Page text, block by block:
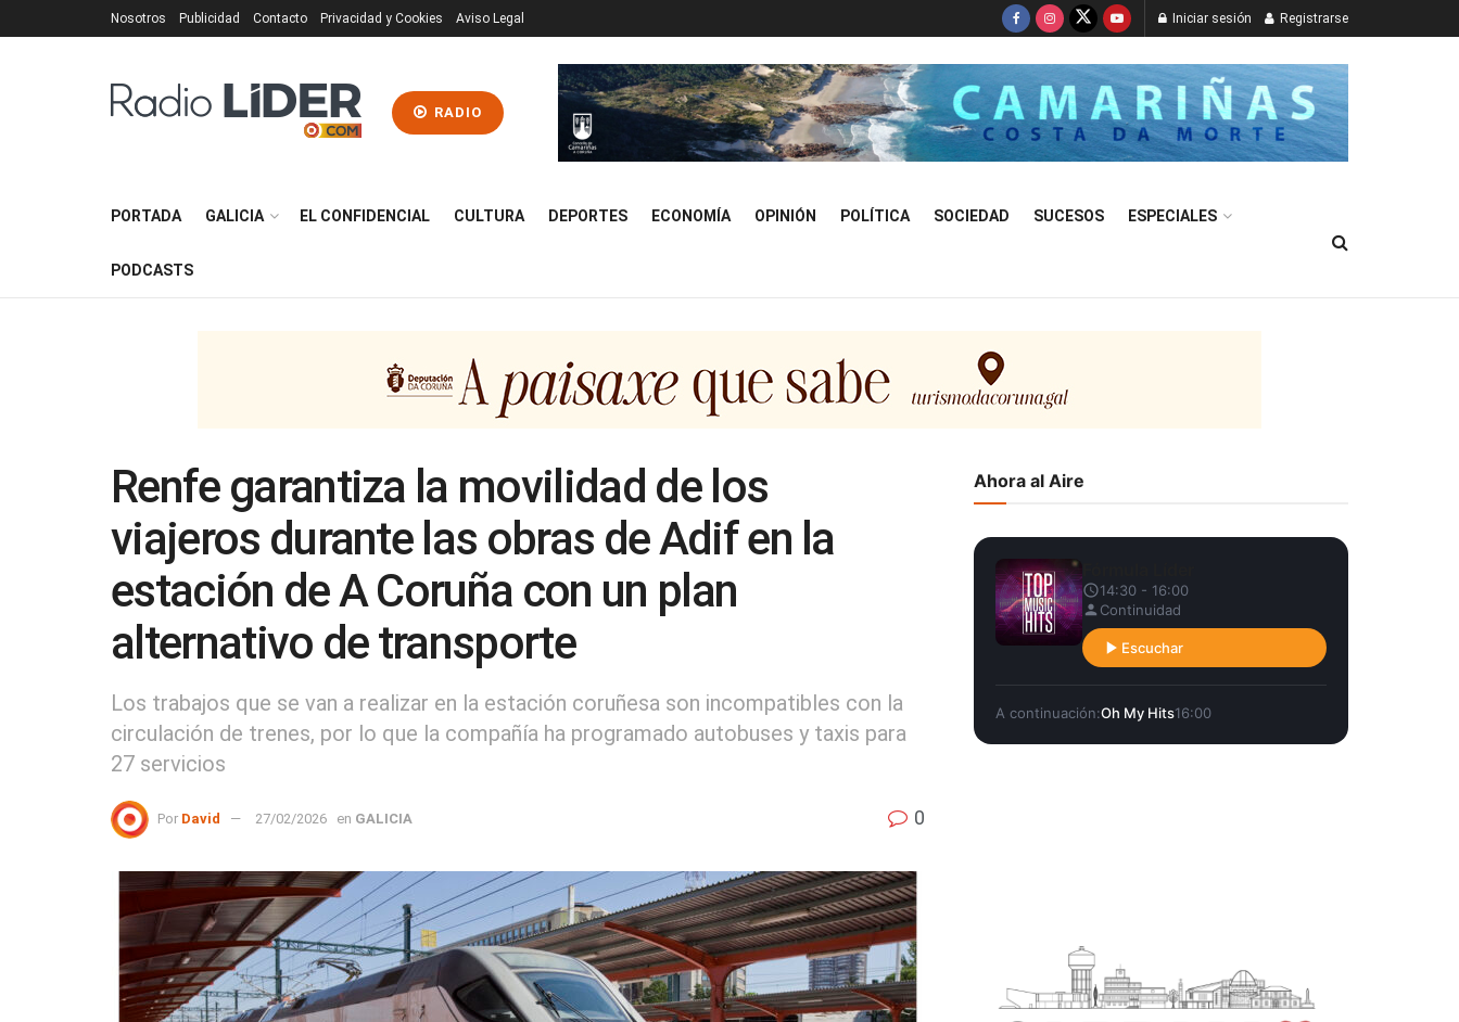
Nosotros Publicidad Contacto Privacidad y Cookies Aviso Legal Iniciar sesión Registrarse
RADIO
PORTADA GALICIA EL CONFIDENCIAL CULTURA DEPORTES ECONOMÍA OPINIÓN POLÍTICA SOCIEDAD SUCESOS ESPECIALES
PODCASTS
Renfe garantiza la movilidad de los
viajeros durante las obras de Adif en la
estación de A Coruña con un plan
alternativo de transporte
Los trabajos que se van a realizar en la estación coruñesa son incompatibles con la
circulación de trenes, por lo que la compañía ha programado autobuses y taxis para
27 servicios
Por David 27/02/2026 en GALICIA 0
Ahora al Aire
14:30 - 16:00
Continuidad
Escuchar
A continuación:Oh My Hits16:00